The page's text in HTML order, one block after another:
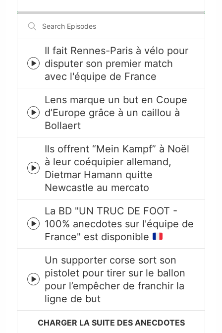
Search
Episodes
Episode
play
icon
Il fait Rennes-Paris à vélo pour
disputer son premier match
avec l'équipe de France
Episode
play
icon
Lens marque un but en Coupe
d’Europe grâce à un caillou à
Bollaert
Episode
play
icon
Ils offrent “Mein Kampf” à Noël
à leur coéquipier allemand,
Dietmar Hamann quitte
Newcastle au mercato
Episode
play
icon
La BD "UN TRUC DE FOOT -
100% anecdotes sur l'équipe de
France" est disponible
Episode
play
icon
Un supporter corse sort son
pistolet pour tirer sur le ballon
pour l’empêcher de franchir la
ligne de but